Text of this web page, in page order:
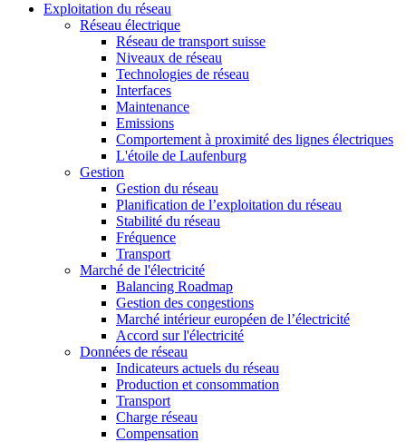
Exploitation du réseau
Réseau électrique
Réseau de transport suisse
Niveaux de réseau
Technologies de réseau
Interfaces
Maintenance
Emissions
Comportement à proximité des lignes électriques
L'étoile de Laufenburg
Gestion
Gestion du réseau
Planification de l’exploitation du réseau
Stabilité du réseau
Fréquence
Transport
Marché de l'électricité
Balancing Roadmap
Gestion des congestions
Marché intérieur européen de l’électricité
Accord sur l'électricité
Données de réseau
Indicateurs actuels du réseau
Production et consommation
Transport
Charge réseau
Compensation